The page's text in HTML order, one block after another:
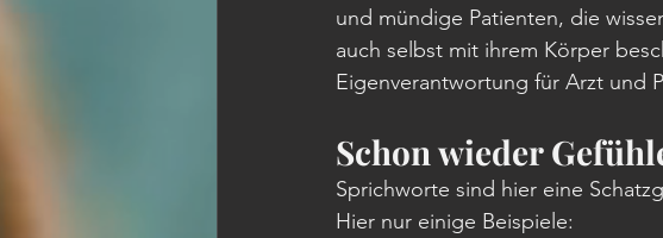
und mündige Patienten, die
auch selbst mit ihrem Körper
Eigenverantwortung für Arzt und
Schon wieder
Sprichworte sind hier eine
Hier nur einige Beispiele: